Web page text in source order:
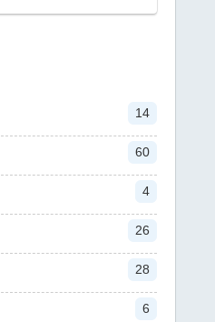
14
60
4
26
28
6